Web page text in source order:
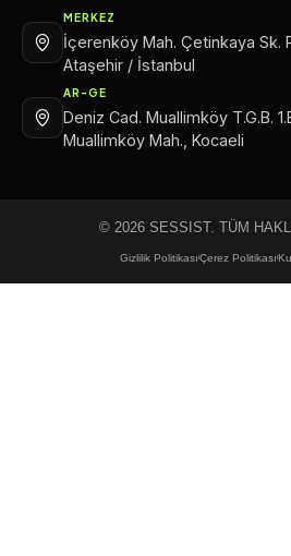
MERKEZ
İçerenköy Mah. Çetinkaya Sk.
Ataşehir / İstanbul
AR-GE
Deniz Cad. Muallimköy T.G.B.
Muallimköy Mah., Kocaeli
© 2026 SESSIST. TÜM
Gizlilik PolitikasıÇerez Politikası